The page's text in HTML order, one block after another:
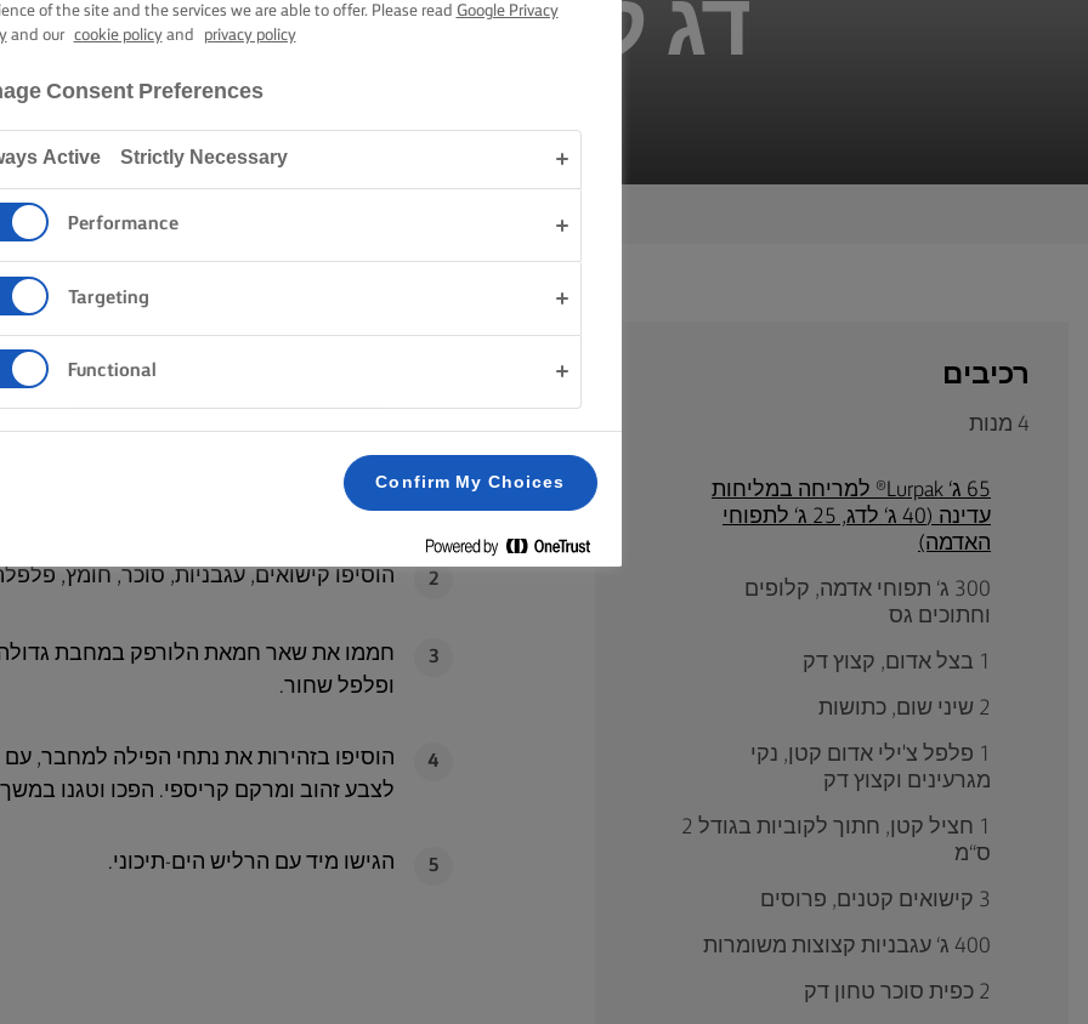
דג קריספי ורליש ים-
רכיבים
4 מנות
65 ג‘ Lurpak® למריחה במליחות
עדינה (40 ג‘ לדג, 25 ג‘ לתפוחי
האדמה)
300 ג‘ תפוחי אדמה, קלופים
וחתוכים גס
1 בצל אדום, קצוץ דק
2 שיני שום, כתושות
1 פלפל צ'ילי אדום קטן, נקי
מגרעינים וקצוץ דק
1 חציל קטן, חתוך לקוביות בגודל 2
ס“מ
3 קישואים קטנים, פרוסים
400 ג‘ עגבניות קצוצות משומרות
2 כפית סוכר טחון דק
להכנת הרליש
דקות, עד לריכוך.
2 הוסיפו קישואים, עגבניות, סוכר, חומץ, פלפלת
3
חממו את שאר חמאת הלורפק במחבת
ופלפל שחור.
4
לצבע זהוב ומרקם קריספי. הפכו וטגנו במשך 1-2 דקות נוספות עד שהדגים עשויים לגמרי.
5 הגישו מיד עם הרליש הים-תיכוני.
of the site and the services we are able to offer. Please read Google Privacy
and our cookie policyand privacy policy
Consent Preferences
Strictly Necessary
Active
Performance
Targeting
Functional
Confirm My Choices